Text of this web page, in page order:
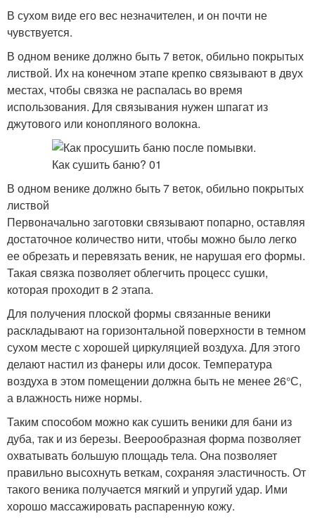
В сухом виде его вес незначителен, и он почти не
чувствуется.
В одном венике должно быть 7 веток, обильно покрытых
листвой. Их на конечном этапе крепко связывают в двух
местах, чтобы связка не распалась во время
использования. Для связывания нужен шпагат из
джутового или конопляного волокна.
В одном венике должно быть 7 веток, обильно покрытых
листвой
Первоначально заготовки связывают попарно, оставляя
достаточное количество нити, чтобы можно было легко
ее обрезать и перевязать веник, не нарушая его формы.
Такая связка позволяет облегчить процесс сушки,
которая проходит в 2 этапа.
Для получения плоской формы связанные веники
раскладывают на горизонтальной поверхности в темном
сухом месте с хорошей циркуляцией воздуха. Для этого
делают настил из фанеры или досок. Температура
воздуха в этом помещении должна быть не менее 26°С,
а влажность ниже нормы.
Таким способом можно как сушить веники для бани из
дуба, так и из березы. Веерообразная форма позволяет
охватывать большую площадь тела. Она позволяет
правильно высохнуть веткам, сохраняя эластичность. От
такого веника получается мягкий и упругий удар. Ими
хорошо массажировать распаренную кожу.